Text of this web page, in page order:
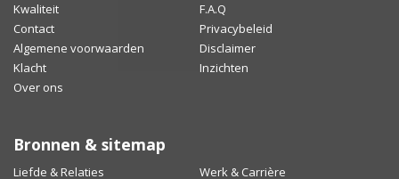
Kwaliteit
F.A.Q
Contact
Privacybeleid
Algemene voorwaarden
Disclaimer
Klacht
Inzichten
Over ons
Bronnen & sitemap
Liefde & Relaties Werk & Carrière